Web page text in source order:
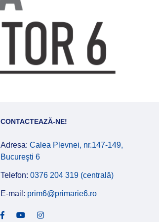
CONTACTEAZĂ-NE!
Adresa: Calea Plevnei, nr.147-149,
Bucureşti 6
Telefon: 0376 204 319 (centrală)
E-mail: prim6@primarie6.ro